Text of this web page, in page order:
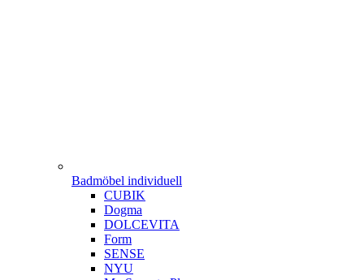
Badmöbel individuell
CUBIK
Dogma
DOLCEVITA
Form
SENSE
NYU